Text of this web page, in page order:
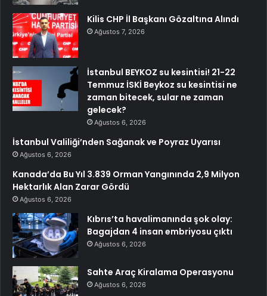
Kilis CHP İl Başkanı Gözaltına Alındı
Ağustos 7, 2026
İstanbul BEYKOZ su kesintisi! 21-22
Temmuz İSKİ Beykoz su kesintisi ne
zaman bitecek, sular ne zaman
gelecek?
Ağustos 6, 2026
İstanbul Valiliği’nden Sağanak ve Poyraz Uyarısı
Ağustos 6, 2026
Kanada’da Bu Yıl 3.839 Orman Yangınında 2,9 Milyon
Hektarlık Alan Zarar Gördü
Ağustos 6, 2026
Kıbrıs’ta havalimanında şok olay:
Bagajdan 4 insan embriyosu çıktı
Ağustos 6, 2026
Sahte Araç Kiralama Operasyonu
Ağustos 6, 2026